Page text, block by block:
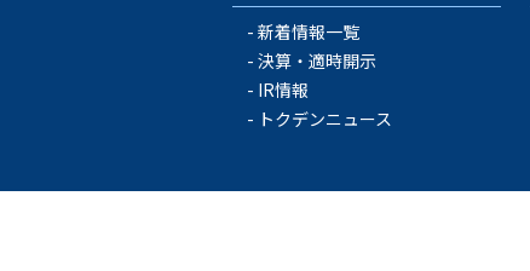
新着情報一覧
決算・適時開示
IR情報
トクデンニュース